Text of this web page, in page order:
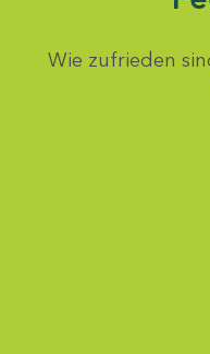
Wie zufrieden